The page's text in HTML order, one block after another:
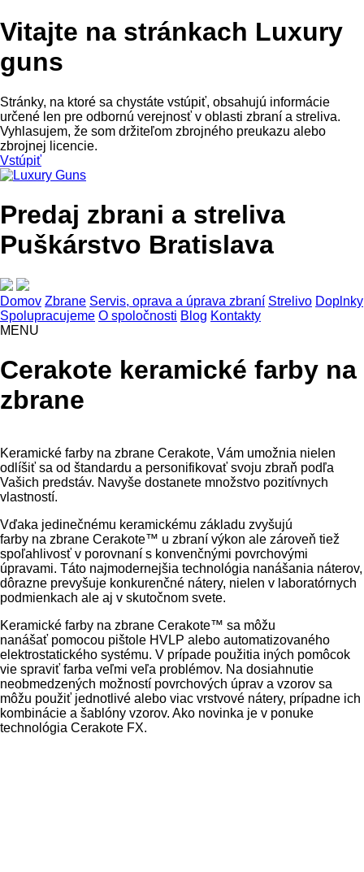
Vitajte na stránkach Luxury
guns
Stránky, na ktoré sa chystáte vstúpiť, obsahujú informácie
určené len pre odbornú verejnosť v oblasti zbraní a streliva.
Vyhlasujem, že som držiteľom zbrojného preukazu alebo
zbrojnej licencie.
Vstúpiť
Predaj zbrani a streliva
Puškárstvo Bratislava
Domov Zbrane Servis, oprava a úprava zbraní Strelivo Doplnky
Spolupracujeme O spoločnosti Blog Kontakty
MENU
Cerakote keramické farby na
zbrane
Keramické farby na zbrane Cerakote, Vám umožnia nielen
odlíšiť sa od štandardu a personifikovať svoju zbraň podľa
Vašich predstáv. Navyše dostanete množstvo pozitívnych
vlastností.
Vďaka jedinečnému keramickému základu zvyšujú
farby na zbrane Cerakote™ u zbraní výkon ale zároveň tiež
spoľahlivosť v porovnaní s konvenčnými povrchovými
úpravami. Táto najmodernejšia technológia nanášania náterov,
dôrazne prevyšuje konkurenčné nátery, nielen v laboratórnych
podmienkach ale aj v skutočnom svete.
Keramické farby na zbrane Cerakote™ sa môžu
nanášať pomocou pištole HVLP alebo automatizovaného
elektrostatického systému. V prípade použitia iných pomôcok
vie spraviť farba veľmi veľa problémov. Na dosiahnutie
neobmedzených možností povrchových úprav a vzorov sa
môžu použiť jednotlivé alebo viac vrstvové nátery, prípadne ich
kombinácie a šablóny vzorov. Ako novinka je v ponuke
technológia Cerakote FX.